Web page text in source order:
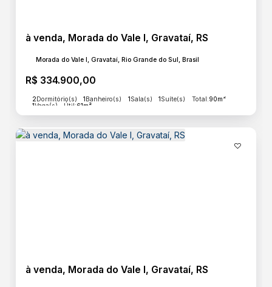
à venda, Morada do Vale I, Gravataí, RS
R$ 334.900,00
Morada do Vale I, Gravataí, Rio Grande do Sul, Brasil
2Dormitório(s) 1Banheiro(s) 1Sala(s) 1Suíte(s) Total:90m²
1Vaga(s) Útil:61m²
à venda, Morada do Vale I, Gravataí, RS